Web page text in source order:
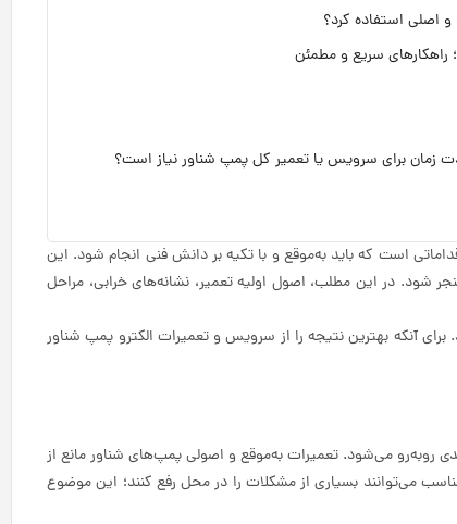
و اصلی استفاده کرد؟
راهکارهای سریع و مطمئن
زمان برای سرویس یا تعمیر کل پمپ شناور نیاز است؟
است که باید به‌موقع و با تکیه بر دانش فنی انجام شود. این
شود. در این مطلب، اصول اولیه تعمیر، نشانه‌های خرابی، مراحل
آنکه بهترین نتیجه را از سرویس و تعمیرات الکترو پمپ شناور
روبه‌رو می‌شود. تعمیرات به‌موقع و اصولی پمپ‌های شناور مانع از
می‌توانند بسیاری از مشکلات را در محل رفع کنند؛ این موضوع